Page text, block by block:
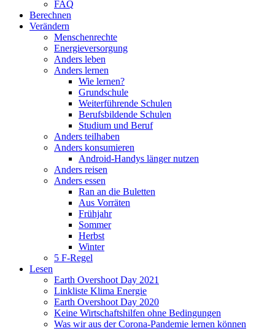
FAQ
Berechnen
Verändern
Menschenrechte
Energieversorgung
Anders leben
Anders lernen
Wie lernen?
Grundschule
Weiterführende Schulen
Berufsbildende Schulen
Studium und Beruf
Anders teilhaben
Anders konsumieren
Android-Handys länger nutzen
Anders reisen
Anders essen
Ran an die Buletten
Aus Vorräten
Frühjahr
Sommer
Herbst
Winter
5 F-Regel
Lesen
Earth Overshoot Day 2021
Linkliste Klima Energie
Earth Overshoot Day 2020
Keine Wirtschaftshilfen ohne Bedingungen
Was wir aus der Corona-Pandemie lernen können